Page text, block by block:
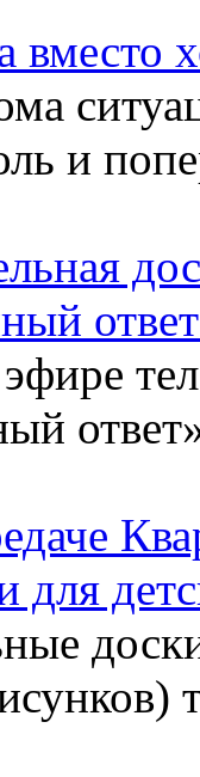
вместо
и
для